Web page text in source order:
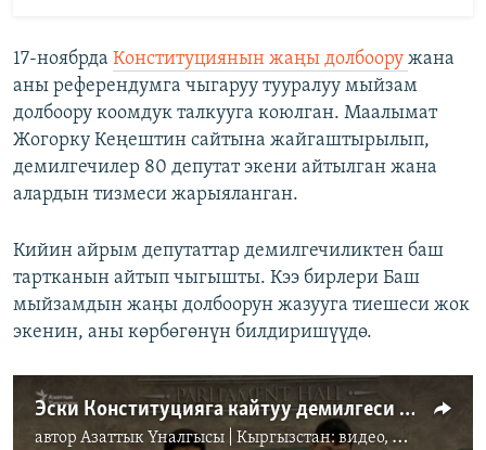
17-ноябрда Конституциянын жаңы долбоору жана
аны референдумга чыгаруу тууралуу мыйзам
долбоору коомдук талкууга коюлган. Маалымат
Жогорку Кеңештин сайтына жайгаштырылып,
демилгечилер 80 депутат экени айтылган жана
алардын тизмеси жарыяланган.
Кийин айрым депутаттар демилгечиликтен баш
тартканын айтып чыгышты. Кээ бирлери Баш
мыйзамдын жаңы долбоорун жазууга тиешеси жок
экенин, аны көрбөгөнүн билдиришүүдө.
Эски Конституцияга кайтуу демилгеси көтөрүлдү
автор Азаттык Үналгысы | Кыргызстан: видео, фото, кабарлар